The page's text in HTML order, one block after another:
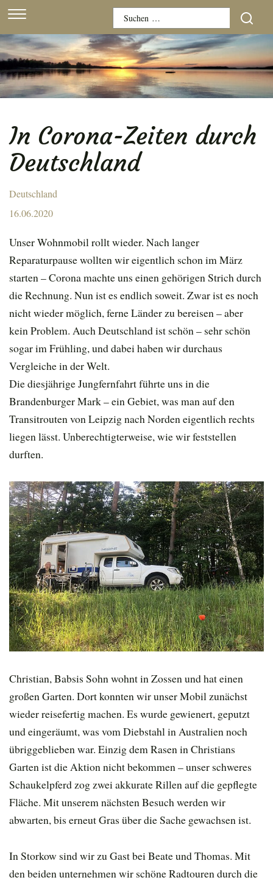
Skip
content
Suchen
nach:
In Corona-Zeiten durch
Deutschland
Deutschland
Posted
16.06.2020
Unser Wohnmobil rollt wieder. Nach langer
Reparaturpause wollten wir eigentlich schon im März
starten – Corona machte uns einen gehörigen Strich durch
die Rechnung. Nun ist es endlich soweit. Zwar ist es noch
nicht wieder möglich, ferne Länder zu bereisen – aber
kein Problem. Auch Deutschland ist schön – sehr schön
sogar im Frühling, und dabei haben wir durchaus
Vergleiche in der Welt.
Die diesjährige Jungfernfahrt führte uns in die
Brandenburger Mark – ein Gebiet, was man auf den
Transitrouten von Leipzig nach Norden eigentlich rechts
liegen lässt. Unberechtigterweise, wie wir feststellen
durften.
Christian, Babsis Sohn wohnt in Zossen und hat einen
großen Garten. Dort konnten wir unser Mobil zunächst
wieder reisefertig machen. Es wurde gewienert, geputzt
und eingeräumt, was vom Diebstahl in Australien noch
übriggeblieben war. Einzig dem Rasen in Christians
Garten ist die Aktion nicht bekommen – unser schweres
Schaukelpferd zog zwei akkurate Rillen auf die gepflegte
Fläche. Mit unserem nächsten Besuch werden wir
abwarten, bis erneut Gras über die Sache gewachsen ist.
In Storkow sind wir zu Gast bei Beate und Thomas. Mit
den beiden unternehmen wir schöne Radtouren durch die